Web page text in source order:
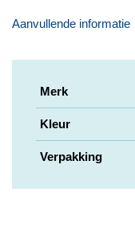
Aanvullende informatie
Merk
Kleur
Verpakking